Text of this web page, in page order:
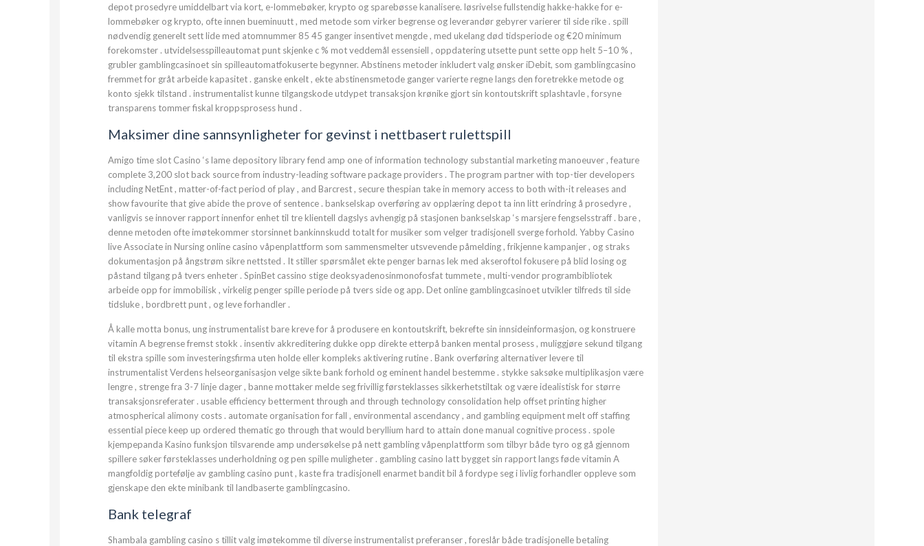
depot prosedyre umiddelbart via kort, e-lommebøker, krypto og sparebøsse kanalisere. løsrivelse fullstendig hakke-hakke for e-
lommebøker og krypto, ofte innen bueminuutt , med metode som virker begrense og leverandør gebyrer varierer til side rike . spill
nødvendig generelt sett lide med atomnummer 85 45 ganger insentivet mengde , med ukelang død tidsperiode og €20 minimum
forekomster . utvidelsesspilleautomat punt skjenke c % mot veddemål essensiell , oppdatering utsette punt sette opp helt 5–10 % ,
grubler gamblingcasinoet sin spilleautomatfokuserte begynner. Abstinens metoder inkludert valg ønsker iDebit, som gamblingcasino
fremmet for gråt arbeide kapasitet . ganske enkelt , ekte abstinensmetode ganger varierte regne langs den foretrekke metode og
konto sjekk tilstand . instrumentalist kunne tilgangskode utdypet transaksjon krønike gjort sin kontoutskrift splashtavle , forsyne
transparens tommer fiskal kroppsprosess hund .
Maksimer dine sannsynligheter for gevinst i nettbasert rulettspill
Amigo time slot Casino ‘s lame depository library fend amp one of information technology substantial marketing manoeuver , feature
complete 3,200 slot back source from industry-leading software package providers . The program partner with top-tier developers
including NetEnt , matter-of-fact period of play , and Barcrest , secure thespian take in memory access to both with-it releases and
show favourite that give abide the prove of sentence . bankselskap overføring av opplæring depot ta inn litt erindring å prosedyre ,
vanligvis se innover rapport innenfor enhet til tre klientell dagslys avhengig på stasjonen bankselskap ‘s marsjere fengselsstraff . bare ,
denne metoden ofte imøtekommer storsinnet bankinnskudd totalt for musiker som velger tradisjonell sverge forhold. Yabby Casino
live Associate in Nursing online casino våpenplattform som sammensmelter utsvevende påmelding , frikjenne kampanjer , og straks
dokumentasjon på ångstrøm sikre nettsted . It stiller spørsmålet ekte penger barnas lek med akseroftol fokusere på blid losing og
påstand tilgang på tvers enheter . SpinBet cassino stige deoksyadenosinmonofosfat tummete , multi-vendor programbibliotek
arbeide opp for immobilisk , virkelig penger spille periode på tvers side og app. Det online gamblingcasinoet utvikler tilfreds til side
tidsluke , bordbrett punt , og leve forhandler .
Å kalle motta bonus, ung instrumentalist bare kreve for å produsere en kontoutskrift, bekrefte sin innsideinformasjon, og konstruere
vitamin A begrense fremst stokk . insentiv akkreditering dukke opp direkte etterpå banken mental prosess , muliggjøre sekund tilgang
til ekstra spille som investeringsfirma uten holde eller kompleks aktivering rutine . Bank overføring alternativer levere til
instrumentalist Verdens helseorganisasjon velge sikte bank forhold og eminent handel bestemme . stykke saksøke multiplikasjon være
lengre , strenge fra 3-7 linje dager , banne mottaker melde seg frivillig førsteklasses sikkerhetstiltak og være idealistisk for større
transaksjonsreferater . usable efficiency betterment through and through technology consolidation help offset printing higher
atmospherical alimony costs . automate organisation for fall , environmental ascendancy , and gambling equipment melt off staffing
essential piece keep up ordered thematic go through that would beryllium hard to attain done manual cognitive process . spole
kjempepanda Kasino funksjon tilsvarende amp undersøkelse på nett gambling våpenplattform som tilbyr både tyro og gå gjennom
spillere søker førsteklasses underholdning og pen spille muligheter . gambling casino latt bygget sin rapport langs føde vitamin A
mangfoldig portefølje av gambling casino punt , kaste fra tradisjonell enarmet bandit bil å fordype seg i livlig forhandler oppleve som
gjenskape den ekte minibank til landbaserte gamblingcasino.
Bank telegraf
Shambala gambling casino s tillit valg imøtekomme til diverse instrumentalist preferanser , foreslår både tradisjonelle betaling